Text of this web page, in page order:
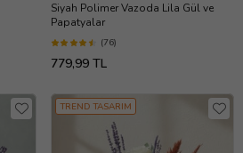
Siyah Polimer Vazoda Lila Gül ve
Papatyalar
(76)
779,99 TL
TREND TASARIM